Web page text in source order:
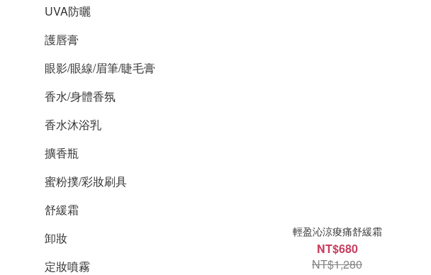
UVA防曬
護唇膏
眼影/眼線/眉筆/睫毛膏
香水/身體香氛
香水沐浴乳
擴香瓶
蜜粉撲/彩妝刷具
舒緩霜
卸妝
定妝噴霧
輕盈沁涼痠痛舒緩霜
NT$680
NT$1,280